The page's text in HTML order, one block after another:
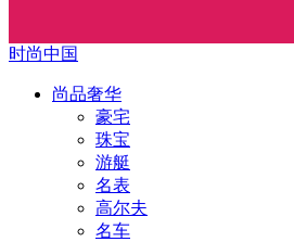
时尚中国
尚品奢华
豪宅
珠宝
游艇
名表
高尔夫
名车